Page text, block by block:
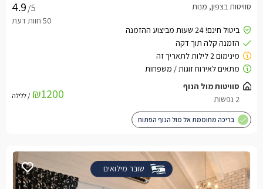
/5 סוויטות בצפון, מנות
סוויטות מול הנוף
2 נפשות
₪1200 / ללילה
בריכה מחוממת אל מול הנוף הפתוח
שובר מילואים